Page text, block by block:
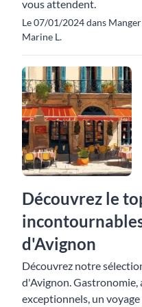
vous attendent.
Le 07/01/2024 dans
Marine L.
Découvrez le
d'Avignon
Découvrez notre
d'Avignon. Gastronomie,
exceptionnels, un